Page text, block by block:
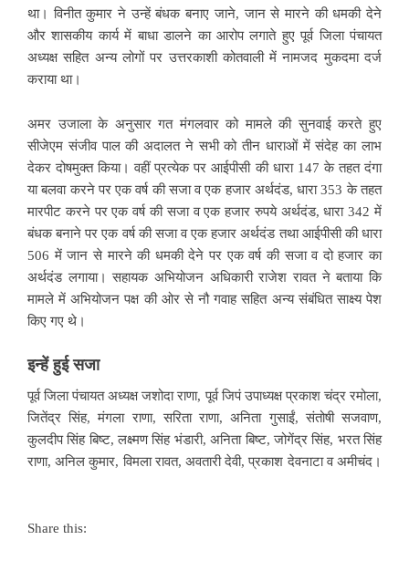
था। विनीत कुमार ने उन्हें बंधक बनाए जाने, जान से मारने की धमकी देने
और शासकीय कार्य में बाधा डालने का आरोप लगाते हुए पूर्व जिला पंचायत
अध्यक्ष सहित अन्य लोगों पर उत्तरकाशी कोतवाली में नामजद मुकदमा दर्ज
कराया था।
अमर उजाला के अनुसार गत मंगलवार को मामले की सुनवाई करते हुए
सीजेएम संजीव पाल की अदालत ने सभी को तीन धाराओं में संदेह का लाभ
देकर दोषमुक्त किया। वहीं प्रत्येक पर आईपीसी की धारा 147 के तहत दंगा
या बलवा करने पर एक वर्ष की सजा व एक हजार अर्थदंड, धारा 353 के तहत
मारपीट करने पर एक वर्ष की सजा व एक हजार रुपये अर्थदंड, धारा 342 में
बंधक बनाने पर एक वर्ष की सजा व एक हजार अर्थदंड तथा आईपीसी की धारा
506 में जान से मारने की धमकी देने पर एक वर्ष की सजा व दो हजार का
अर्थदंड लगाया। सहायक अभियोजन अधिकारी राजेश रावत ने बताया कि
मामले में अभियोजन पक्ष की ओर से नौ गवाह सहित अन्य संबंधित साक्ष्य पेश
किए गए थे।
इन्हें हुई सजा
पूर्व जिला पंचायत अध्यक्ष जशोदा राणा, पूर्व जिपं उपाध्यक्ष प्रकाश चंद्र रमोला,
जितेंद्र सिंह, मंगला राणा, सरिता राणा, अनिता गुसाईं, संतोषी सजवाण,
कुलदीप सिंह बिष्ट, लक्ष्मण सिंह भंडारी, अनिता बिष्ट, जोगेंद्र सिंह, भरत सिंह
राणा, अनिल कुमार, विमला रावत, अवतारी देवी, प्रकाश देवनाटा व अमीचंद।
Share this: